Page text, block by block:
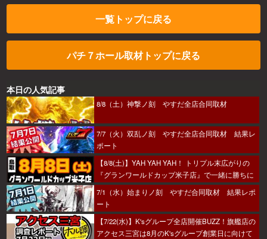
一覧トップに戻る
パチ７ホール取材トップに戻る
本日の人気記事
8/8（土）神撃ノ刻 やすだ全店合同取材
7/7（火）双乱ノ刻 やすだ全店合同取材 結果レ
ポート
【8/8(土)】YAH YAH YAH！ トリプル末広がりの
『グランワールドカップ米子店』で一緒に勝ちに
行こうか～！
7/1（水）始まりノ刻 やすだ合同取材 結果レポ
ート
【7/22(水)】K'sグループ全店開催BUZZ！旗艦店の
アクセス三宮は8月のK'sグループ創業日に向けて